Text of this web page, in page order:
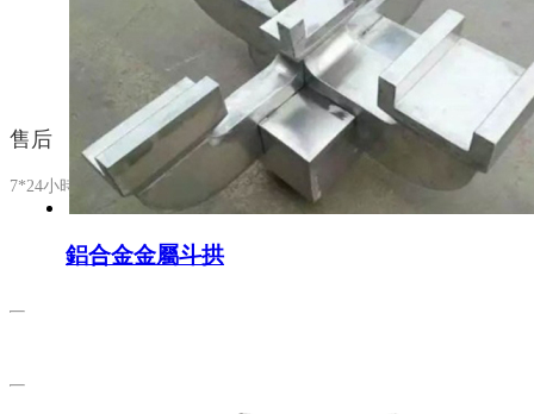
售后
7*24小時售后服務
鋁合金金屬斗拱